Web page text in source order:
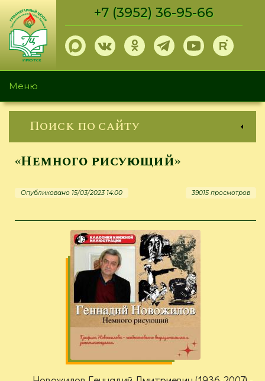
Перейти
основному
содержанию
+7 (3952) 36-95-66
Меню
Поиск по сайту
«Немного рисующий»
Опубликовано 15/03/2023 14:00 39015 просмотров